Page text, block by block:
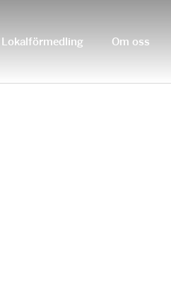
Lokalförmedling Om oss